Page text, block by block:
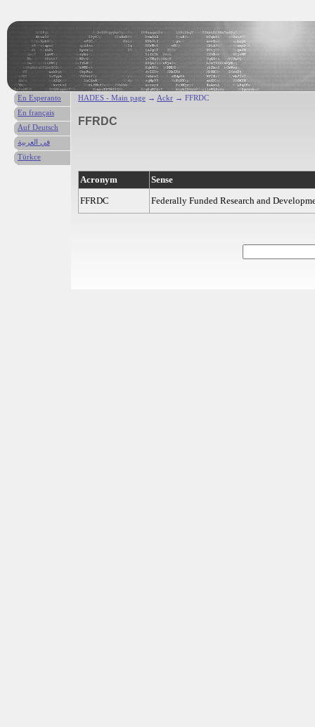
HADES - Main page → Ackr → FFRDC
FFRDC
Acronym
Sense
FFRDC
Federally Funded Research and
En Esperanto
En français
Auf Deutsch
في العربية
Türkce